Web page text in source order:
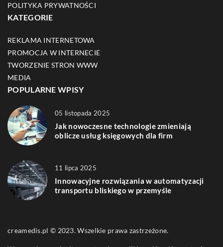
POLITYKA PRYWATNOŚCI
KATEGORIE
REKLAMA INTERNETOWA
PROMOCJA W INTERNECIE
TWORZENIE STRON WWW
MEDIA
POPULARNE WPISY
05 listopada 2025
Jak nowoczesne technologie zmieniają
oblicze usług księgowych dla firm
11 lipca 2025
Innowacyjne rozwiązania w automatyzacji
transportu bliskiego w przemyśle
creamedis.pl © 2023. Wszelkie prawa zastrzeżone.